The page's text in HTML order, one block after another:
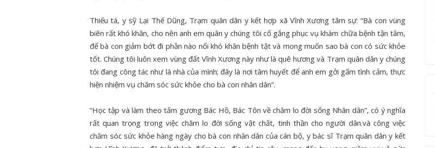
Thiếu tá, y sỹ Lại Thế Dũng, Trạm quân dân y kết hợp xã Vĩnh Xương tâm sự: “Bà con vùng
biên rất khó khăn, cho nên anh em quân y chúng tôi cố gắng phục vụ khám chữa bệnh tận tâm,
để bà con giảm bớt đi phần nào nổi khó khăn bệnh tật và mong muốn sao bà con có sức khỏe
tốt. Chúng tôi luôn xem vùng đất Vĩnh Xương này như là quê hương và Trạm quân dân y chúng
tôi đang công tác như là nhà của mình; đây là nơi tâm huyết để anh em gởi gấm tình cảm, thực
hiện nhiệm vụ chăm sóc sức khỏe cho bà con nhân dân”.
“Học tập và làm theo tấm gương Bác Hồ, Bác Tôn về chăm lo đời sống Nhân dân”, có ý nghĩa
rất quan trọng trong việc chăm lo đời sống vật chất, tinh thần cho người dân.và công việc
chăm sóc sức khỏe hàng ngày cho bà con nhân dân của cán bộ, y bác sĩ Trạm quân dân y kết